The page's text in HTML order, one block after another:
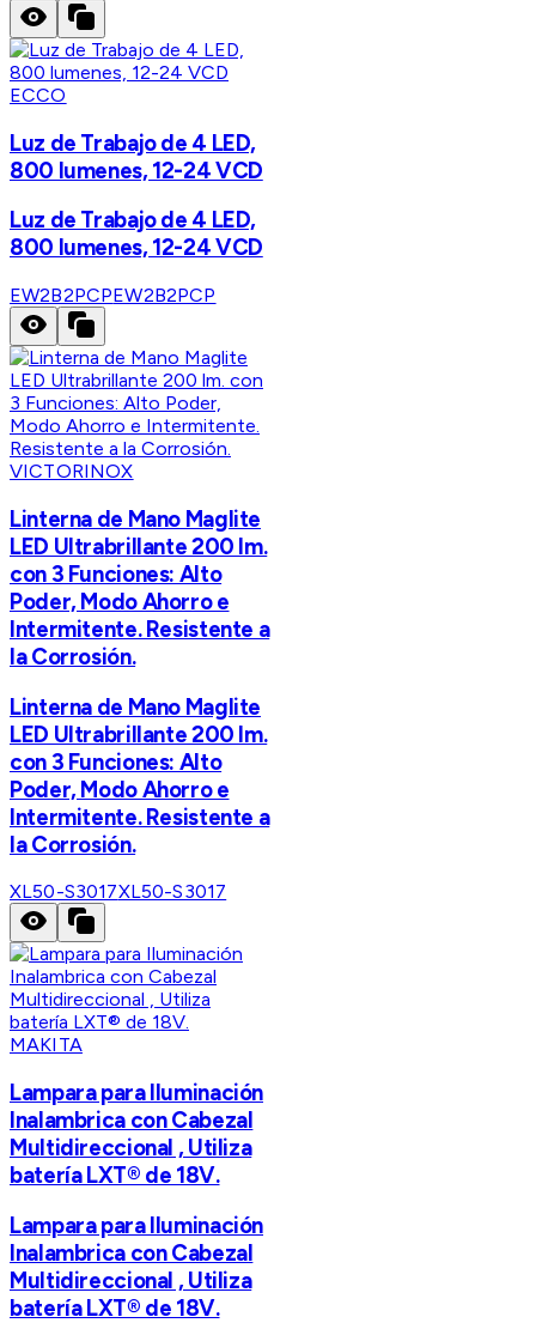
ECCO
Luz de Trabajo de 4 LED,
800 lumenes, 12-24 VCD
Luz de Trabajo de 4 LED,
800 lumenes, 12-24 VCD
EW2B2PCPEW2B2PCP
VICTORINOX
Linterna de Mano Maglite
LED Ultrabrillante 200 lm.
con 3 Funciones: Alto
Poder, Modo Ahorro e
Intermitente. Resistente a
la Corrosión.
Linterna de Mano Maglite
LED Ultrabrillante 200 lm.
con 3 Funciones: Alto
Poder, Modo Ahorro e
Intermitente. Resistente a
la Corrosión.
XL50-S3017XL50-S3017
MAKITA
Lampara para Iluminación
Inalambrica con Cabezal
Multidireccional , Utiliza
batería LXT® de 18V.
Lampara para Iluminación
Inalambrica con Cabezal
Multidireccional , Utiliza
batería LXT® de 18V.